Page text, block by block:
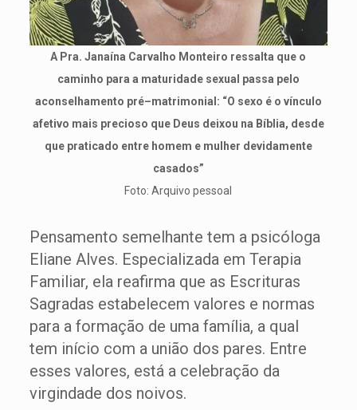
A Pra. Janaína Carvalho Monteiro ressalta que o
caminho para a maturidade sexual passa pelo
aconselhamento pré–matrimonial: “O sexo é o vínculo
afetivo mais precioso que Deus deixou na Bíblia, desde
que praticado entre homem e mulher devidamente
casados”
Foto: Arquivo pessoal
Pensamento semelhante tem a psicóloga
Eliane Alves. Especializada em Terapia
Familiar, ela reafirma que as Escrituras
Sagradas estabelecem valores e normas
para a formação de uma família, a qual
tem início com a união dos pares. Entre
esses valores, está a celebração da
virgindade dos noivos.